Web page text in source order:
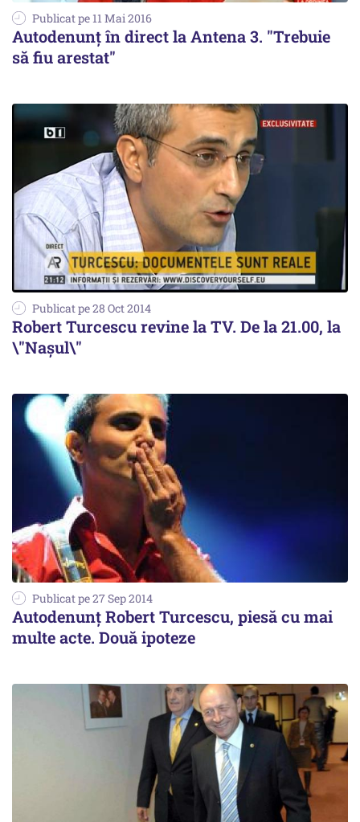
Publicat pe 11 Mai 2016
Autodenunț în direct la Antena 3. "Trebuie
să fiu arestat"
Publicat pe 28 Oct 2014
Robert Turcescu revine la TV. De la 21.00, la
\"Naşul\"
Publicat pe 27 Sep 2014
Autodenunț Robert Turcescu, piesă cu mai
multe acte. Două ipoteze